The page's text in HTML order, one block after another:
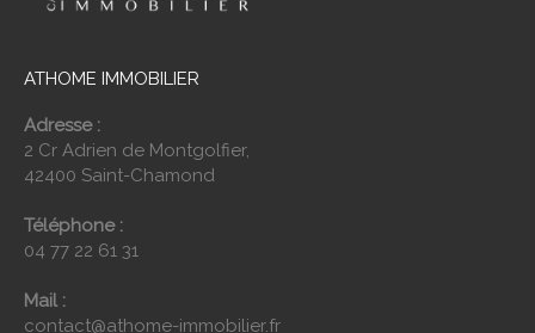
ATHOME IMMOBILIER
Adresse :
2 Cr Adrien de Montgolfier,
42400 Saint-Chamond
Téléphone :
04 77 22 61 31
Mail :
contact@athome-immobilier.fr